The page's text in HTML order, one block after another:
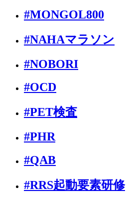
#MONGOL800
#NAHAマラソン
#NOBORI
#OCD
#PET検査
#PHR
#QAB
#RRS起動要素研修